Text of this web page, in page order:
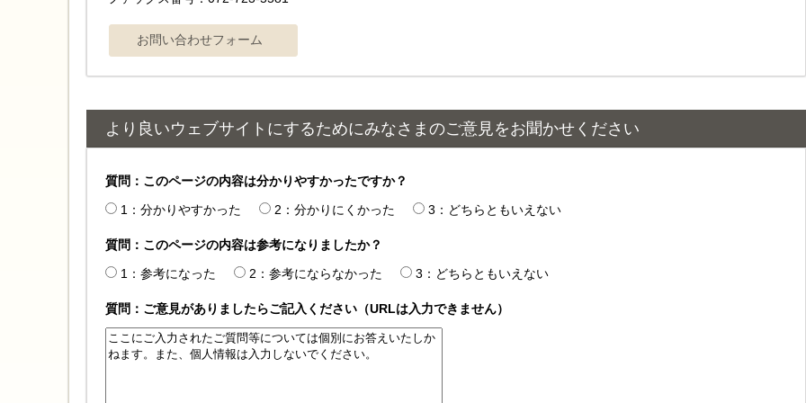
より良いウェブサイトにするためにみなさまのご意見をお聞かせください
質問：このページの内容は分かりやすかったですか？
1：分かりやすかった
2：分かりにくかった 3：どちらともいえない
質問：このページの内容は参考になりましたか？
1：参考になった
2：参考にならなかった 3：どちらともいえない
質問：ご意見がありましたらご記入ください（URLは入力できません）